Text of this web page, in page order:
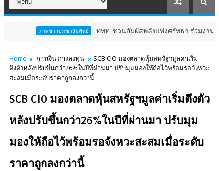
ภาพข่าวประชาสัมพันธ์ ททท. ชวนสัมผัสพลังแห่งศรัทธา ร่วมงาน "ห่มผ้าห
Home การเงิน การลงทุน
SCB CIO มองตลาดหุ้นสหรัฐฯมูลค่าเริ่ม
ตึงตัวหลังปรับขึ้นกว่า26%ในปีที่ผ่านมา ปรับมุมมองให้ถือไว้พร้อมรอจังหวะ
สะสมเมื่อระดับราคาถูกลงกว่านี้
SCB CIO มองตลาดหุ้นสหรัฐฯมูลค่าเริ่มตึงตัว
หลังปรับขึ้นกว่า26%ในปีที่ผ่านมา ปรับมุม
มองให้ถือไว้พร้อมรอจังหวะสะสมเมื่อระดับ
ราคาถูกลงกว่านี้